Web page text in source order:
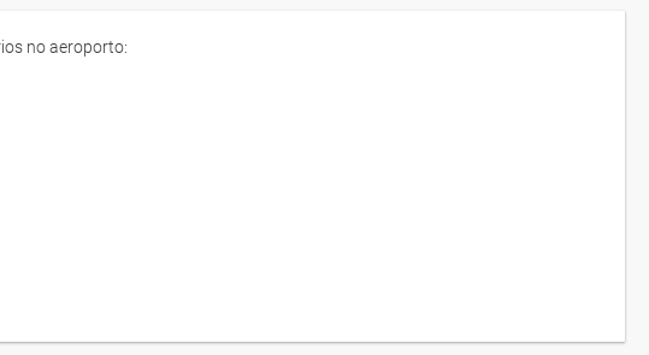
no aeroporto: